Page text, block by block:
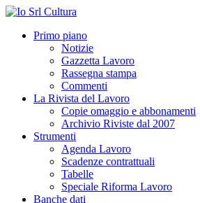
Primo piano
Notizie
Gazzetta Lavoro
Rassegna stampa
Commenti
La Rivista del Lavoro
Copie omaggio e abbonamenti
Archivio Riviste dal 2007
Strumenti
Agenda Lavoro
Scadenze contrattuali
Tabelle
Speciale Riforma Lavoro
Banche dati